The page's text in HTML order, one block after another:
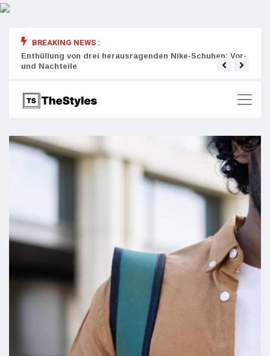
BREAKING NEWS :
Enthüllung von drei herausragenden Nike-Schuhen: Vor-
und Nachteile